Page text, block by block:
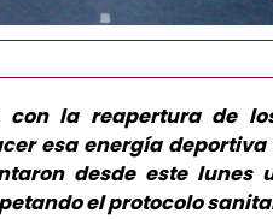
la reapertura de
esa energía
desde este lunes
el protocolo